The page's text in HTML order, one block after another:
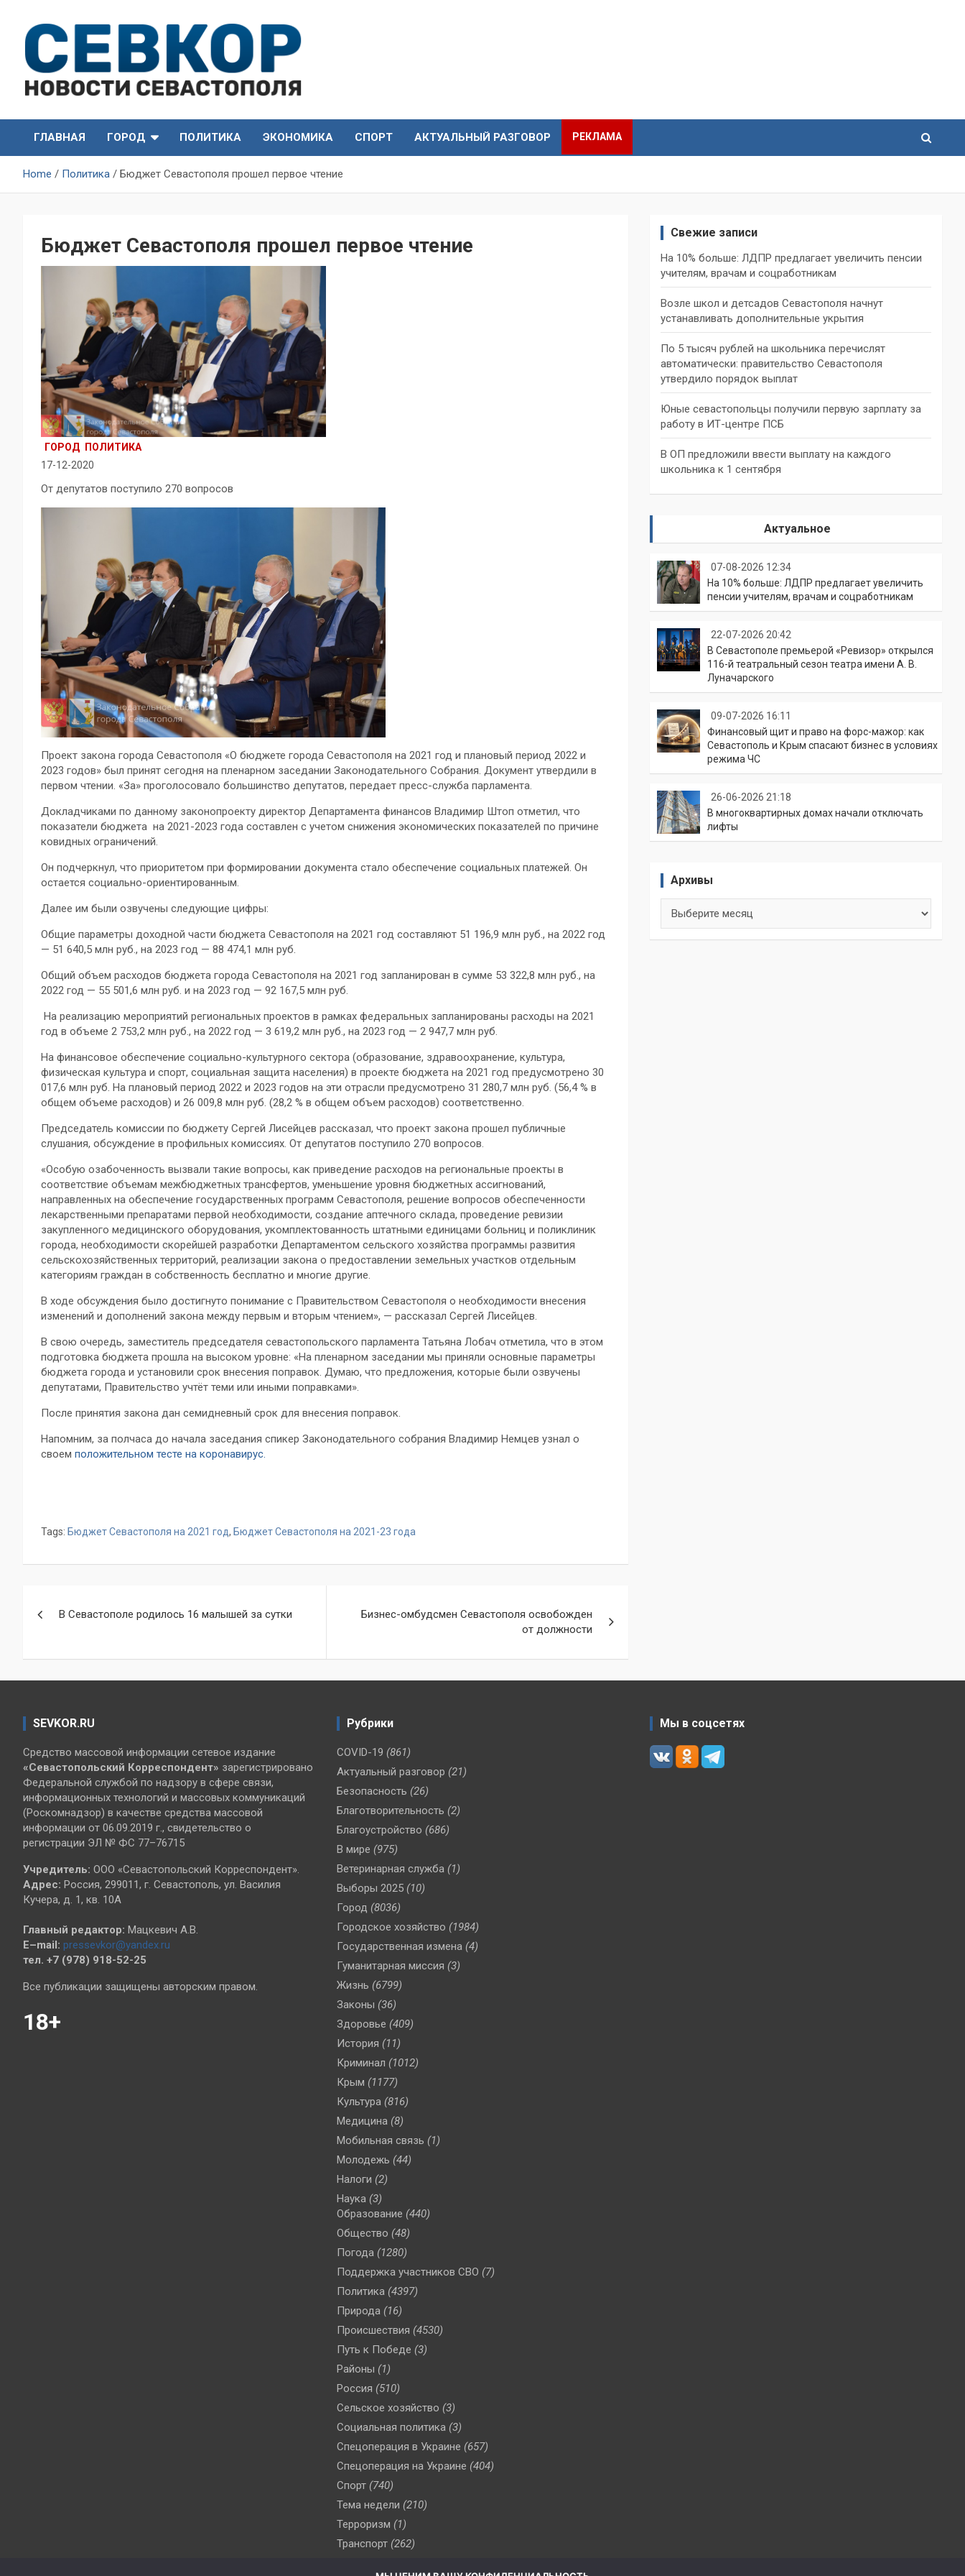
content
СевКор — Новости
Севастополя
Севастополя
ГЛАВНАЯ
ГОРОД ПОЛИТИКА ЭКОНОМИКА СПОРТ АКТУАЛЬНЫЙ РАЗГОВОР РЕКЛАМА
Home Политика Бюджет Севастополя прошел первое чтение
Бюджет Севастополя прошел первое чтение
ГОРОД
ПОЛИТИКА
17-12-2020
От депутатов поступило 270 вопросов
Проект закона города Севастополя «О бюджете города Севастополя на 2021 год и плановый период 2022 и
2023 годов» был принят сегодня на пленарном заседании Законодательного Собрания. Документ утвердили в
первом чтении. «За» проголосовало большинство депутатов, передает пресс-служба парламента.
Докладчиками по данному законопроекту директор Департамента финансов Владимир Штоп отметил, что
показатели бюджета на 2021-2023 года составлен с учетом снижения экономических показателей по причине
ковидных ограничений.
Он подчеркнул, что приоритетом при формировании документа стало обеспечение социальных платежей. Он
остается социально-ориентированным.
Далее им были озвучены следующие цифры:
Общие параметры доходной части бюджета Севастополя на 2021 год составляют 51 196,9 млн руб., на 2022 год
— 51 640,5 млн руб., на 2023 год — 88 474,1 млн руб.
Общий объем расходов бюджета города Севастополя на 2021 год запланирован в сумме 53 322,8 млн руб., на
2022 год — 55 501,6 млн руб. и на 2023 год — 92 167,5 млн руб.
На реализацию мероприятий региональных проектов в рамках федеральных запланированы расходы на 2021
год в объеме 2 753,2 млн руб., на 2022 год — 3 619,2 млн руб., на 2023 год — 2 947,7 млн руб.
На финансовое обеспечение социально-культурного сектора (образование, здравоохранение, культура,
физическая культура и спорт, социальная защита населения) в проекте бюджета на 2021 год предусмотрено 30
017,6 млн руб. На плановый период 2022 и 2023 годов на эти отрасли предусмотрено 31 280,7 млн руб. (56,4 % в
общем объеме расходов) и 26 009,8 млн руб. (28,2 % в общем объем расходов) соответственно.
Председатель комиссии по бюджету Сергей Лисейцев рассказал, что проект закона прошел публичные
слушания, обсуждение в профильных комиссиях. От депутатов поступило 270 вопросов.
«Особую озабоченность вызвали такие вопросы, как приведение расходов на региональные проекты в
соответствие объемам межбюджетных трансфертов, уменьшение уровня бюджетных ассигнований,
направленных на обеспечение государственных программ Севастополя, решение вопросов обеспеченности
лекарственными препаратами первой необходимости, создание аптечного склада, проведение ревизии
закупленного медицинского оборудования, укомплектованность штатными единицами больниц и поликлиник
города, необходимости скорейшей разработки Департаментом сельского хозяйства программы развития
сельскохозяйственных территорий, реализации закона о предоставлении земельных участков отдельным
категориям граждан в собственность бесплатно и многие другие.
В ходе обсуждения было достигнуто понимание с Правительством Севастополя о необходимости внесения
изменений и дополнений закона между первым и вторым чтением», — рассказал Сергей Лисейцев.
В свою очередь, заместитель председателя севастопольского парламента Татьяна Лобач отметила, что в этом
подготовка бюджета прошла на высоком уровне: «На пленарном заседании мы приняли основные параметры
бюджета города и установили срок внесения поправок. Думаю, что предложения, которые были озвучены
депутатами, Правительство учтёт теми или иными поправками».
После принятия закона дан семидневный срок для внесения поправок.
Напомним, за полчаса до начала заседания спикер Законодательного собрания Владимир Немцев узнал о
своем положительном тесте на коронавирус.
Tags: Бюджет Севастополя на 2021 год, Бюджет Севастополя на 2021-23 года
записям
В Севастополе родилось 16 малышей за сутки
Бизнес-омбудсмен Севастополя освобожден
от должности
Свежие записи
На 10% больше: ЛДПР предлагает увеличить пенсии
учителям, врачам и соцработникам
Возле школ и детсадов Севастополя начнут
устанавливать дополнительные укрытия
По 5 тысяч рублей на школьника перечислят
автоматически: правительство Севастополя
утвердило порядок выплат
Юные севастопольцы получили первую зарплату за
работу в ИТ-центре ПСБ
В ОП предложили ввести выплату на каждого
школьника к 1 сентября
Актуальное
07-08-2026 12:34
На 10% больше: ЛДПР предлагает увеличить
пенсии учителям, врачам и соцработникам
22-07-2026 20:42
В Севастополе премьерой «Ревизор» открылся
116-й театральный сезон театра имени А. В.
Луначарского
09-07-2026 16:11
Финансовый щит и право на форс-мажор: как
Севастополь и Крым спасают бизнес в условиях
режима ЧС
26-06-2026 21:18
В многоквартирных домах начали отключать
лифты
Архивы
SEVKOR.RU
Средство массовой информации сетевое издание
«Севастопольский Корреспондент» зарегистрировано
Федеральной службой по надзору в сфере связи,
информационных технологий и массовых коммуникаций
(Роскомнадзор) в качестве средства массовой
информации от 06.09.2019 г., свидетельство о
регистрации ЭЛ № ФС 77–76715
Учредитель: ООО «Севастопольский Корреспондент».
Адрес: Россия, 299011, г. Севастополь, ул. Василия
Кучера, д. 1, кв. 10А
Главный редактор: Мацкевич А.В.
E–mail: pressevkor@yandex.ru
тел. +7 (978) 918-52-25
Все публикации защищены авторским правом.
18+
Рубрики
COVID-19 (861)
Актуальный разговор (21)
Безопасность (26)
Благотворительность (2)
Благоустройство (686)
В мире (975)
Ветеринарная служба (1)
Выборы 2025 (10)
Город (8036)
Городское хозяйство (1984)
Государственная измена (4)
Гуманитарная миссия (3)
Жизнь (6799)
Законы (36)
Здоровье (409)
История (11)
Криминал (1012)
Крым (1177)
Культура (816)
Медицина (8)
Мобильная связь (1)
Молодежь (44)
Налоги (2)
Наука (3)
Образование (440)
Общество (48)
Погода (1280)
Поддержка участников СВО (7)
Политика (4397)
Природа (16)
Происшествия (4530)
Путь к Победе (3)
Районы (1)
Россия (510)
Сельское хозяйство (3)
Социальная политика (3)
Спецоперация в Украине (657)
Спецоперация на Украине (404)
Спорт (740)
Тема недели (210)
Терроризм (1)
Транспорт (262)
Мы в соцсетях